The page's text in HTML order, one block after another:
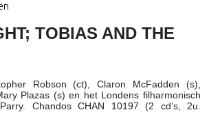
TOBIAS AND THE
Robson (ct), Claron McFadden (s),
Plazas (s) en het Londens filharmonisch
Chandos CHAN 10197 (2 cd’s, 2u.